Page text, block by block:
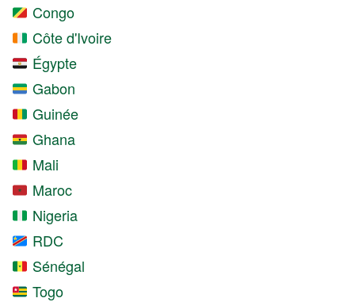
Congo
Côte d'Ivoire
Égypte
Gabon
Guinée
Ghana
Mali
Maroc
Nigeria
RDC
Sénégal
Togo